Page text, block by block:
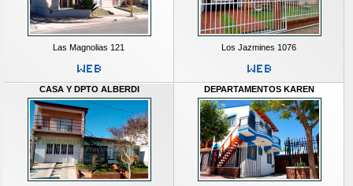
Las Magnolias 121 Los Jazmines 1076
CASA Y DPTO ALBERDI DEPARTAMENTOS KAREN